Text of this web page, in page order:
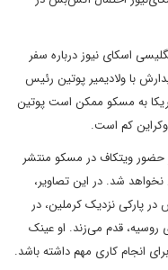
اسکای نیوز درباره سفر
با ولادیمیر پوتین رئیس
به مسکو ممکن است پوتین
کم است.
ویتکاف در مسکو منتشر
شد. در این تصاویر،
پارکی نزدیک کرملین، در
روسیه، قدم می‌زند. او عینک
انجام کاری مهم داشته باشد.